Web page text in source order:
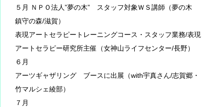
５月 ＮＰＯ法人”夢の木” スタッフ対象ＷＳ講師（夢の木
鎮守の森/滋賀）
表現アートセラピートレーニングコース・スタッフ業務/表現
アートセラピー研究所主催（女神山ライフセンター/長野）
６月
アーツギャザリング ブースに出展（with宇真さん/志賀郷・
竹マルシェ綾部）
７月